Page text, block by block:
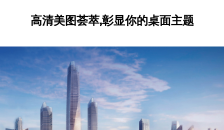
高清美图荟萃,彰显你的桌面主题